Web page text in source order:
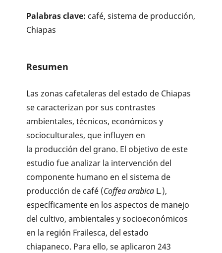
Palabras clave: café, sistema de producción,
Chiapas
Resumen
Las zonas cafetaleras del estado de Chiapas
se caracterizan por sus contrastes
ambientales, técnicos, económicos y
socioculturales, que influyen en
la producción del grano. El objetivo de este
estudio fue analizar la intervención del
componente humano en el sistema de
producción de café (Coffea arabica L.),
específicamente en los aspectos de manejo
del cultivo, ambientales y socioeconómicos
en la región Frailesca, del estado
chiapaneco. Para ello, se aplicaron 243